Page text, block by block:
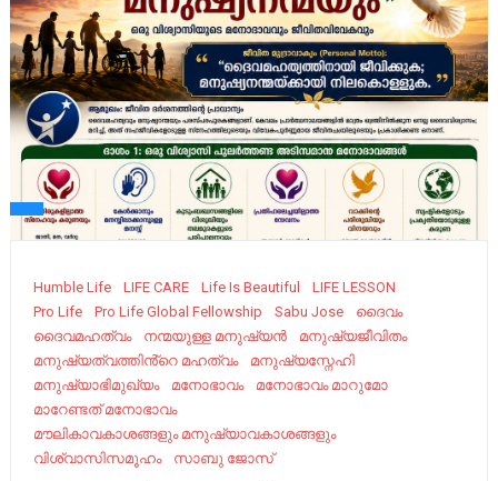
Humble Life LIFE CARE Life Is Beautiful
LIFE LESSON
Pro Life
Pro Life Global Fellowship Sabu Jose
ദൈവം
ദൈവമഹത്വം
നന്മയുള്ള മനുഷ്യൻ
മനുഷ്യജീവിതം
മനുഷ്യത്വത്തിൻ്റെ മഹത്വം
മനുഷ്യസ്നേഹി
മനുഷ്യാഭിമുഖ്യം
മനോഭാവം
മനോഭാവം മാറുമോ
മാറേണ്ടത് മനോഭാവം
മൗലികാവകാശങ്ങളും മനുഷ്യാവകാശങ്ങളും
വിശ്വാസിസമൂഹം
സാബു ജോസ്